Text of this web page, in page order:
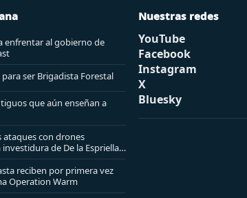
enfrentar al gobierno de
ser Brigadista Forestal
que aún enseñan a
con drones
de De la Espriella:
reciben por primera vez
Operation Warm
Nuestras redes
YouTube
Facebook
Instagram
X
Bluesky